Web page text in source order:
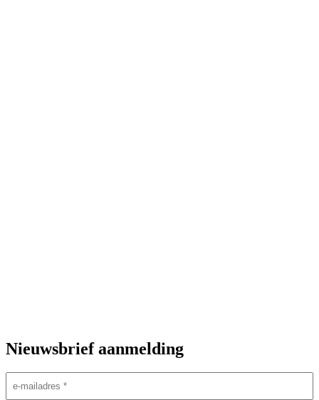
Nieuwsbrief aanmelding